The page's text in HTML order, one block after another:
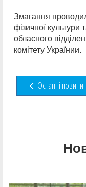
Змагання
фізичної культури
обласного
комітету Українии.
Останні новини